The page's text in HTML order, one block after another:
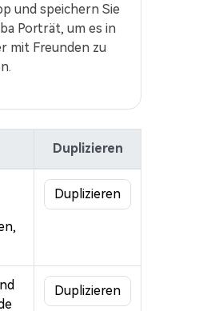
und speichern Sie
Porträt, um es in
mit Freunden zu
Duplizieren
Duplizieren
Duplizieren